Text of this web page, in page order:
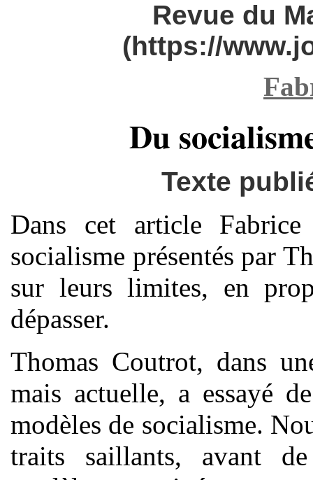
Revue du
(https://
Du
Texte
Dans cet article
socialisme présentés par
sur leurs limites, en
dépasser.
Thomas Coutrot, dans
mais actuelle, a essayé
modèles de socialisme.
traits saillants, avant